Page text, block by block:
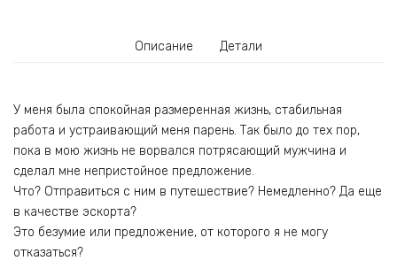
Описание Детали
У меня была спокойная размеренная жизнь, стабильная
работа и устраивающий меня парень. Так было до тех пор,
пока в мою жизнь не ворвался потрясающий мужчина и
сделал мне непристойное предложение.
Что? Отправиться с ним в путешествие? Немедленно? Да еще
в качестве эскорта?
Это безумие или предложение, от которого я не могу
отказаться?